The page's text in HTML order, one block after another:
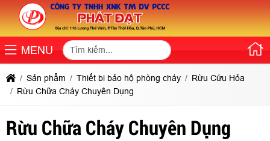
MENU
Sản phẩm Thiết bi bảo hộ phòng cháy
Rừu Cứu Hỏa
Rừu Chữa Cháy Chuyên Dụng
Rừu Chữa Cháy Chuyên Dụng